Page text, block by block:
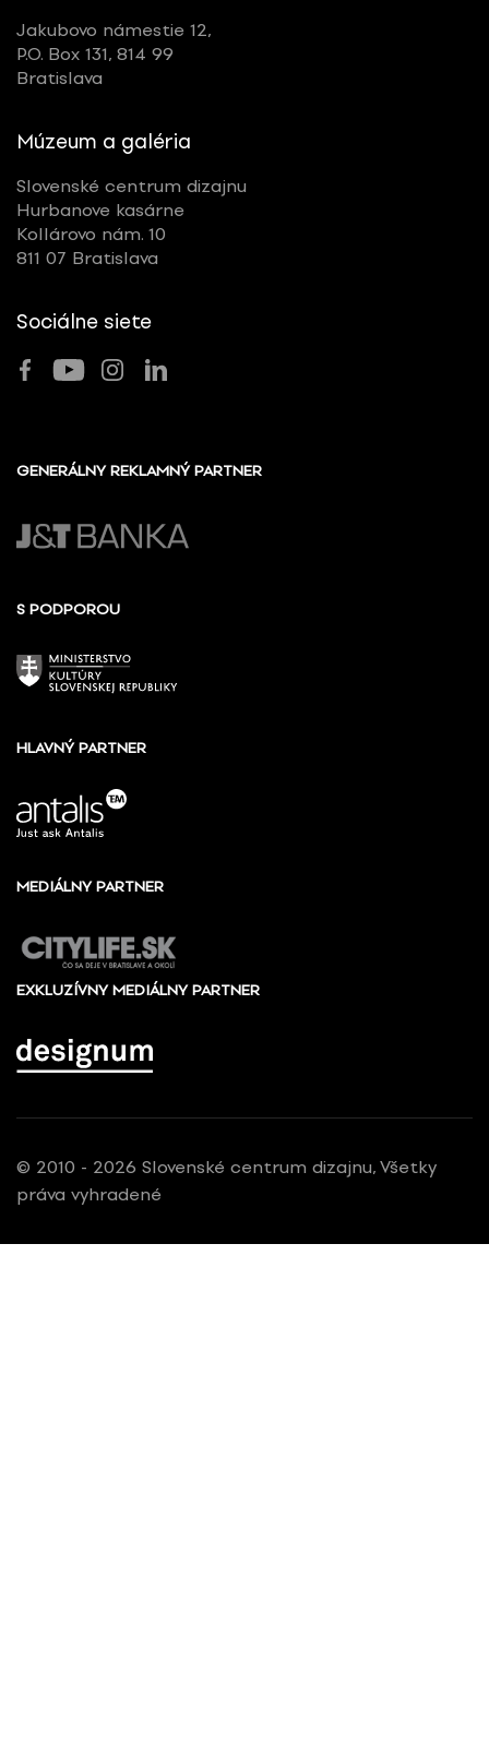
Jakubovo námestie 12,
P.O. Box 131, 814 99
Bratislava
Múzeum a galéria
Slovenské centrum dizajnu
Hurbanove kasárne
Kollárovo nám. 10
811 07 Bratislava
Sociálne siete
GENERÁLNY REKLAMNÝ PARTNER
S PODPOROU
HLAVNÝ PARTNER
MEDIÁLNY PARTNER
EXKLUZÍVNY MEDIÁLNY PARTNER
© 2010 - 2026 Slovenské centrum dizajnu, Všetky
práva vyhradené